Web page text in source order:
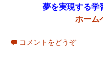
夢を実現する学
ホーム
コメントをどうぞ